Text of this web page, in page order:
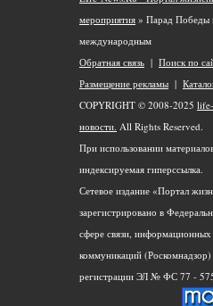
мероприятия » Парад Победы
международным
Обратная связь | Поиск по
Размещение рекламы |
COPYRIGHT © 2008-2025
новости. All Rights Reserved.
При использовании
индексируемая гиперссылка.
Сетевое издание «Портал
зарегистрировано в
сфере связи,
коммуникаций (Роскомнадзор)
регистрации ЭЛ № ФС 77 -